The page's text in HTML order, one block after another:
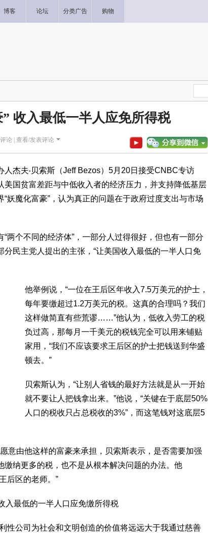
博客 论坛 分类广告 购物
收入最低一半人应免所得税
论 | 查看/发表评论
杰夫‧贝索斯（Jeff Bezos）5月20日接受CNBC专访
美国贫富差距与中低收入者的经济压力，并支持降低基层
妖魔化富豪”，认为真正的问题在于政府过度支出与市场
两个不同的经济体”，一部分人过得很好，但也有一部分
分民主党人提出的主张，“让美国收入最低的一半人口免
他举例说，“一位在王后区年收入7.5万美元的护士，
每年要缴超过1.2万美元的税。这真的合理吗？我们
这样做简直有些荒谬……”他认为，低收入劳工的税
负过高，那每月一千美元的税钱完全可以用来铺贴
家用，“我们不应该要求王后区的护士把钱送到华盛
顿去。”
贝索斯认为，“让别人省钱的最好方法就是从一开始
就不要让人把钱拿出来。”他说，“关键在于底层50%
人口的税收只占总税收的3%”，而这笔钱对这底层5
意由他这样的富豪来承担，贝索斯表示，是否需要加强
纳更多的税，也不是从根本解决问题的办法。他
后区的老师。”
性公司为社会和文明创造的价值将远远大于我通过慈善